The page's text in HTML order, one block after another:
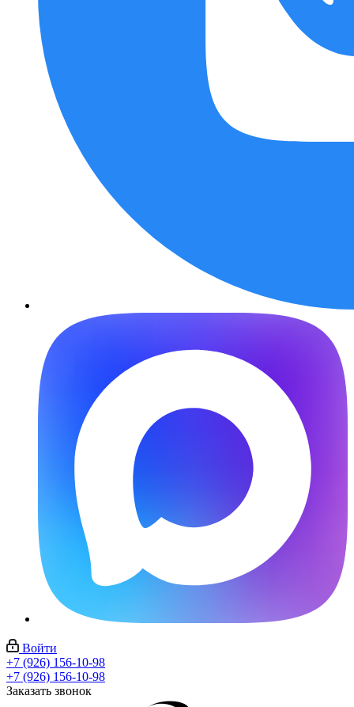
Войти
+7 (926) 156-10-98
+7 (926) 156-10-98
Заказать звонок